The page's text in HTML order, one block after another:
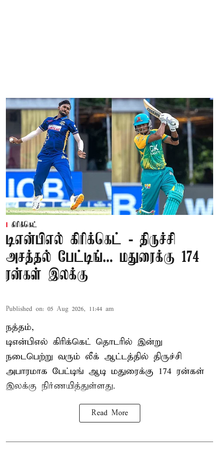
கிரிக்கெட்
டிஎன்பிஎல் கிரிக்கெட் - திருச்சி
அசத்தல் பேட்டிங்... மதுரைக்கு 174
ரன்கள் இலக்கு
Published on: 05 Aug 2026, 11:44 am
நத்தம்,
டிஎன்பிஎல் கிரிக்கெட் தொடரில் இன்று
நடைபெற்று வரும் லீக் ஆட்டத்தில் திருச்சி
அபாரமாக பேட்டிங் ஆடி மதுரைக்கு 174 ரன்கள்
இலக்கு நிர்ணயித்துள்ளது.
Read More